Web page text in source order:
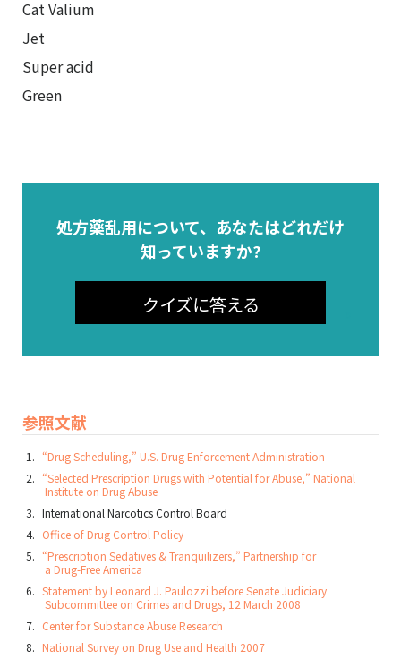
Cat Valium
Jet
Super acid
Green
処方薬乱用について、あなたはどれだけ
知っていますか?
クイズに答える
参照文献
“Drug Scheduling,” U.S. Drug Enforcement Administration
“Selected Prescription Drugs with Potential for Abuse,” National
Institute on Drug Abuse
International Narcotics Control Board
Office of Drug Control Policy
“Prescription Sedatives & Tranquilizers,” Partnership for
a Drug-Free America
Statement by Leonard J. Paulozzi before Senate Judiciary
Subcommittee on Crimes and Drugs, 12 March 2008
Center for Substance Abuse Research
National Survey on Drug Use and Health 2007